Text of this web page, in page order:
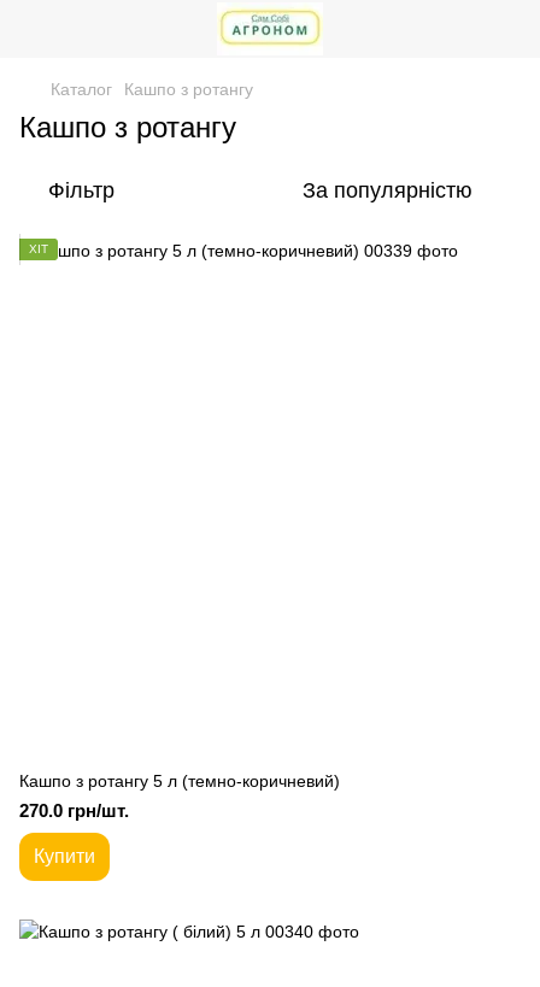
Каталог Кашпо з ротангу
Кашпо з ротангу
Фільтр За популярністю
ХІТ
Кашпо з ротангу 5 л (темно-коричневий)
270.0 грн/шт.
Купити